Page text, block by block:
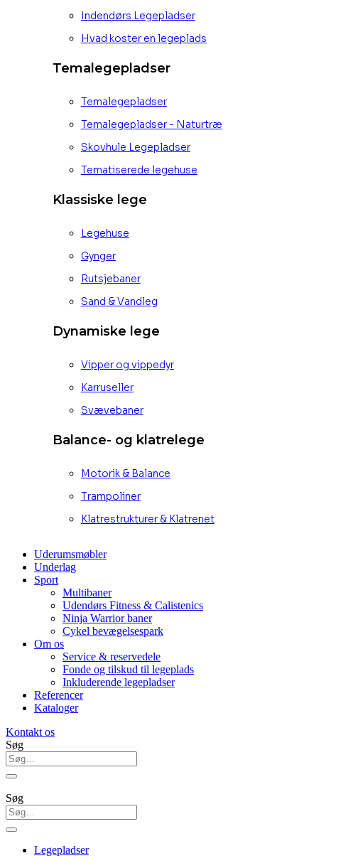
Indendørs Legepladser
Hvad koster en legeplads
Temalegepladser
Temalegepladser
Temalegepladser - Naturtræ
Skovhule Legepladser
Tematiserede legehuse
Klassiske lege
Legehuse
Gynger
Rutsjebaner
Sand & Vandleg
Dynamiske lege
Vipper og vippedyr
Karruseller
Svævebaner
Balance- og klatrelege
Motorik & Balance
Trampoliner
Klatrestrukturer & Klatrenet
Uderumsmøbler
Underlag
Sport
Multibaner
Udendørs Fitness & Calistenics
Ninja Warrior baner
Cykel bevægelsespark
Om os
Service & reservedele
Fonde og tilskud til legeplads
Inkluderende legepladser
Referencer
Kataloger
Kontakt os
Søg
Søg
Legepladser